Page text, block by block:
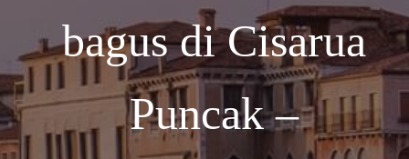
bagus di Cisarua
Puncak –